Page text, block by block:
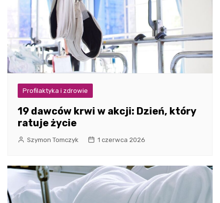
Profilaktyka i zdrowie
19 dawców krwi w akcji: Dzień, który
ratuje życie
Szymon Tomczyk 1 czerwca 2026